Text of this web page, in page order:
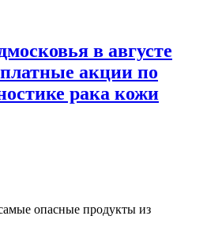
в августе
акции по
рака кожи
опасные продукты из